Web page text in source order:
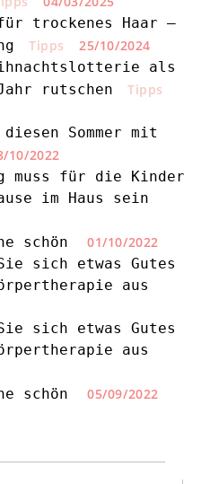
trockenes Haar –
Tipps
25/10/2024
als
rutschen
Tipps
Sommer mit
10/2022
muss für die Kinder
im Haus sein
schön
01/10/2022
sich etwas Gutes
aus
sich etwas Gutes
aus
schön
05/09/2022